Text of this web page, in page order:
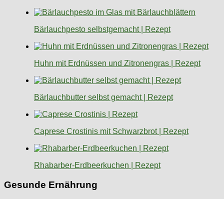
Bärlauchpesto selbstgemacht | Rezept
Huhn mit Erdnüssen und Zitronengras | Rezept
Bärlauchbutter selbst gemacht | Rezept
Caprese Crostinis mit Schwarzbrot | Rezept
Rhabarber-Erdbeerkuchen | Rezept
Gesunde Ernährung